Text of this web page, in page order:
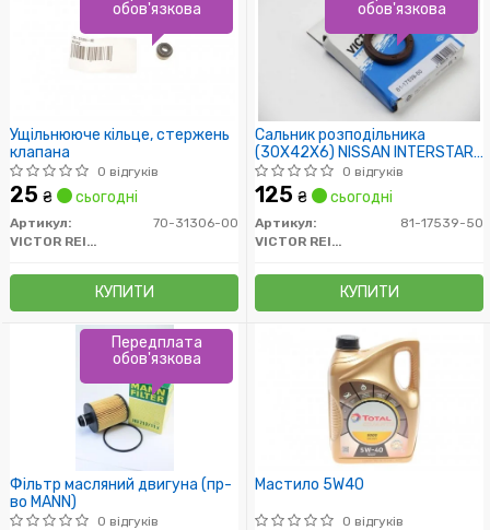
Ущільнююче кільце, стержень
клапана
0 відгуків
25 ₴ сьогодні
Артикул:
70-31306-00
VICTOR REINZ
КУПИТИ
обов'язкова
Сальник розподільника
(30X42X6) NISSAN INTERSTAR,
KUBISTAR, PRIMASTAR
0 відгуків
125 ₴ сьогодні
Артикул:
81-17539-50
VICTOR REINZ
КУПИТИ
обов'язкова
Фільтр масляний двигуна (пр-
во MANN)
0 відгуків
Передплата
обов'язкова
Мастило 5W40
0 відгуків